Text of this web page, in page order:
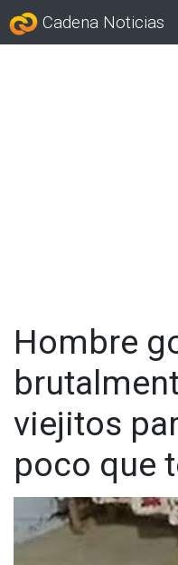
Cadena Noticias
Hombre
viejitos
poco que